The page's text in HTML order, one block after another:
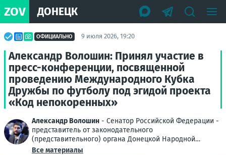
ZOV ДОНЕЦК
ОФИЦИАЛЬНО 9 июля 2026, 19:20
Александр Волошин: Принял участие в
пресс-конференции, посвященной
проведению Международного Кубка
Дружбы по футболу под эгидой проекта
«Код непокоренных»
Александр Волошин - Сенатор Российской Федерации -
представитель от законодательного
(представительного) органа Донецкой Народной
Республики
Все материалы